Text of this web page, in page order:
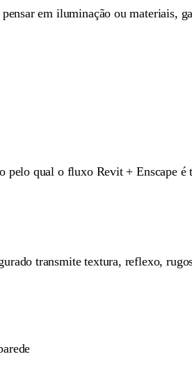
em iluminação ou materiais,
pelo qual o fluxo Revit + Enscape é
transmite textura, reflexo,